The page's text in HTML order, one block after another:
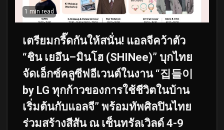
1 min read
เตรียมกรี๊ดกันให้สนั่น! แอลจีคว้าตัว
“ชิน เยอึน–มินโฮ (SHINee)” บุกไทย
จัดเอ็กซ์คลูซีฟอีเวนต์ในงาน “집들이
by LG ทุกก้าวของการใช้ชีวิตในบ้าน
เริ่มต้นกับแอลจี” พร้อมทัพศิลปินไทย
ร่วมสร้างสีสัน ณ เซ็นทรัลเวิลด์ 4-9